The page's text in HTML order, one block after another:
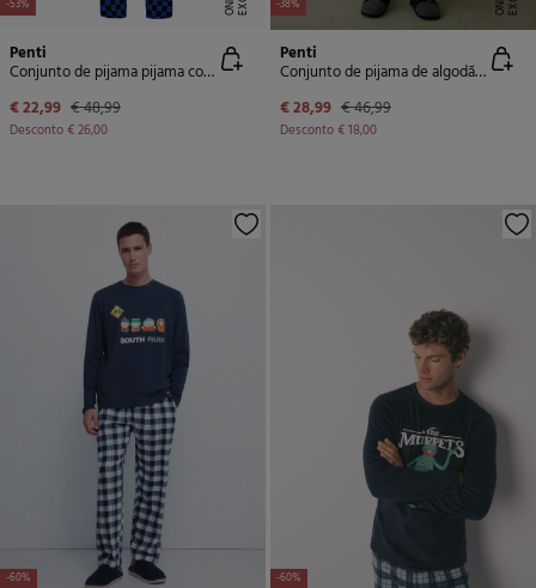
-53%
Penti
Conjunto de pijama pijama comprido estampado
€ 22,99 € 48,99
Desconto€ 26,00
-38%
Penti
Conjunto de pijama de algodão com estampa de slogan de velocidade masculino
€ 28,99 € 46,99
Desconto€ 18,00
-60% -60%